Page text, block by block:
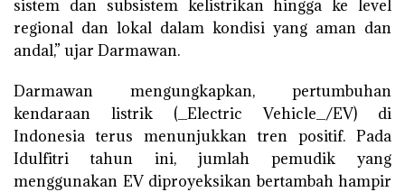
sistem dan subsistem kelistrikan hingga ke level
regional dan lokal dalam kondisi yang aman dan
andal,” ujar Darmawan.
Darmawan mengungkapkan, pertumbuhan
kendaraan listrik (_Electric Vehicle_/EV) di
Indonesia terus menunjukkan tren positif. Pada
Idulfitri tahun ini, jumlah pemudik yang
menggunakan EV diproyeksikan bertambah hampir